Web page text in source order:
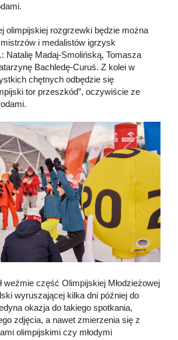
olimpijskiej rozgrzewki będzie można
i medalistów igrzysk
Natalię Madaj-Smolińską, Tomasza
Bachledę-Curuś. Z kolei w
chętnych odbędzie się
tor przeszkód”, oczywiście ze
weźmie część Olimpijskiej Młodzieżowej
wyruszającej kilka dni później do
okazja do takiego spotkania,
zdjęcia, a nawet zmierzenia się z
olimpijskimi czy młodymi